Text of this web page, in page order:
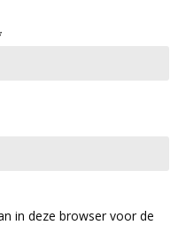
in deze browser voor de